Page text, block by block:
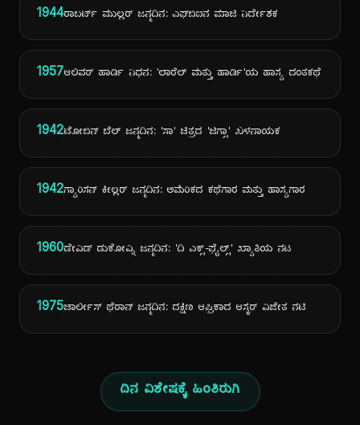
1944ರಾಬರ್ಟ್ ಮುಲ್ಲರ್ ಜನ್ಮದಿನ: ಎಫ್‌ಬಿಐನ ಮಾಜಿ ನಿರ್ದೇಶಕ
1957ಆಲಿವರ್ ಹಾರ್ಡಿ ನಿಧನ: 'ಲಾರೆಲ್ ಮತ್ತು ಹಾರ್ಡಿ'ಯ ಹಾಸ್ಯ ದಂತಕಥೆ
1942ಟೋಬಿನ್ ಬೆಲ್ ಜನ್ಮದಿನ: 'ಸಾ' ಚಿತ್ರದ 'ಜಿಗ್ಸಾ' ಖಳನಾಯಕ
1942ಗ್ಯಾರಿಸನ್ ಕೀಲ್ಲರ್ ಜನ್ಮದಿನ: ಅಮೆರಿಕದ ಕಥೆಗಾರ ಮತ್ತು ಹಾಸ್ಯಗಾರ
1960ಡೇವಿಡ್ ಡುಕೋವ್ನಿ ಜನ್ಮದಿನ: 'ದಿ ಎಕ್ಸ್-ಫೈಲ್ಸ್' ಖ್ಯಾತಿಯ ನಟ
1975ಚಾರ್ಲೀಸ್ ಥೆರಾನ್ ಜನ್ಮದಿನ: ದಕ್ಷಿಣ ಆಫ್ರಿಕಾದ ಆಸ್ಕರ್ ವಿಜೇತ ನಟಿ
ದಿನ ವಿಶೇಷಕ್ಕೆ ಹಿಂತಿರುಗಿ